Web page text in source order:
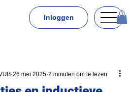
Inloggen
26 mei 2025 2 minuten om te lezen